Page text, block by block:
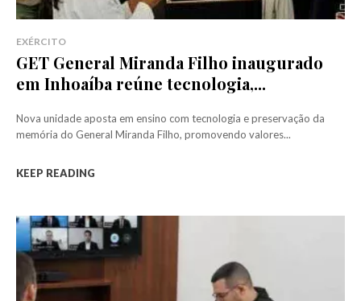
EXÉRCITO
GET General Miranda Filho inaugurado
em Inhoaíba reúne tecnologia,...
Nova unidade aposta em ensino com tecnologia e preservação da
memória do General Miranda Filho, promovendo valores...
KEEP READING